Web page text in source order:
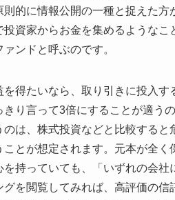
則的に情報公開の一種と捉えた方
投資家からお金を集めるような
ンドと呼ぶのです。
を得たいなら、取り引きに投入
きり言って3倍にすることが適う
のは、株式投資などと比較する
ことが想定されます。元本が全く
を持っていても、「いずれの会
グを閲覧してみれば、高評価の信